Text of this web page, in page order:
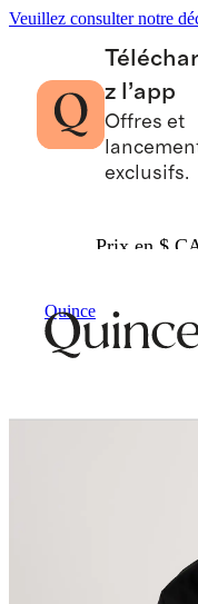
Veuillez consulter notre
z l’app
Offres et
exclusifs.
Prix en $
Quince